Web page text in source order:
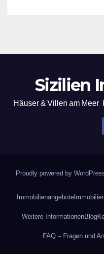
Sizilien
Häuser & Villen am
Proudly powered by
Immobilienangebote
Weitere InformationenBlog
FAQ – Fragen und